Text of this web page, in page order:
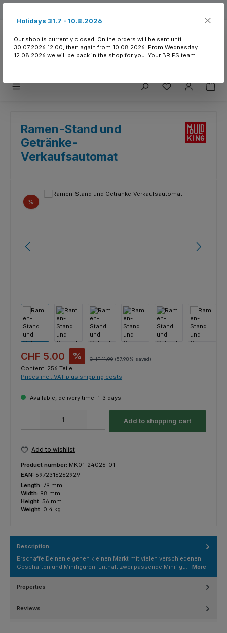
You have 0
Ramen-Stand und
Getränke-
Verkaufsautomat
Skip image gallery
% Discount
Sale price:
CHF 5.00 % Regular price:
CHF 11.90 (57.98% saved)
Content: 256 Teile
Prices incl. VAT plus shipping costs
Available, delivery time: 1-3 days
Add to shopping cart
Add to wishlist
Product number: MK01-24026-01
EAN: 6972316262929
Length: 79 mm
Width: 98 mm
Height: 56 mm
Weight: 0.4 kg
Description
Erschaffe Deinen eigenen kleinen Markt mit vielen verschiedenen
Geschäften und Minifiguren. Enthält zwei passende Minifigu… More
Properties
Reviews
Holidays 31.7 - 10.8.2026
Our shop is currently closed. Online orders will be sent until
30.07.2026 12:00, then again from 10.08.2026. From Wednesday
12.08.2026 we will be back in the shop for you. Your BRIFS team